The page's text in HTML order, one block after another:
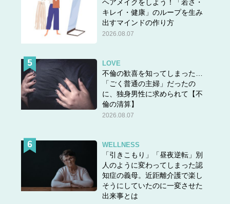
ヘアメイクをしよう！「若さ・
キレイ・健康」のループを生み
出すマインドの作り方
2026.08.07
LOVE
不倫の歓喜を知ってしまった…
「ごく普通の主婦」だったの
に、独身男性に求められて【不
倫の清算】
2026.08.07
WELLNESS
「引きこもり」「昼夜逆転」別
人のように変わってしまった認
知症の義母。近距離介護で楽し
そうにしていたのに一変させた
出来事とは